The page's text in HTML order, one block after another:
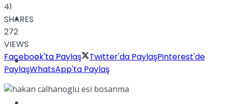
Sağlık
Türkiye
Müzik
41
SHARES
272
VIEWS
Facebook'ta Paylaş
Twitter'da PaylaşPinterest'de
PaylaşWhatsApp'ta Paylaş